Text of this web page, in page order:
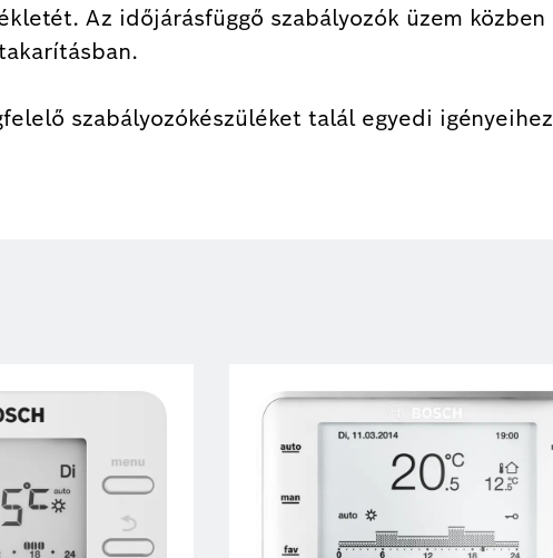
Az időjárásfüggő szabályozók üzem
szabályozókészüléket talál egyedi